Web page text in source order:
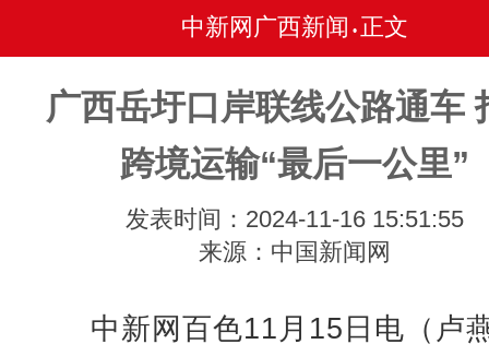
中新网广西新闻 • 正文
广西岳圩口岸联线公路通车
跨境运输“最后一公里”
发表时间：2024-11-16 15:51:55
来源：中国新闻网
中新网百色11月15日电（卢